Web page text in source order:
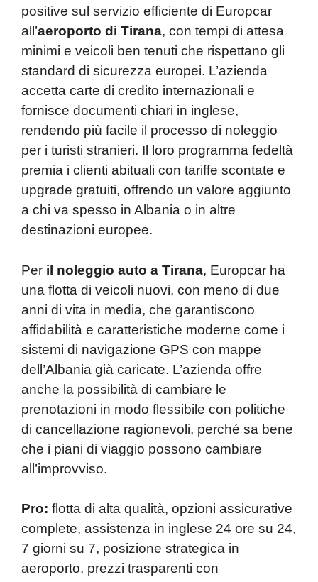
positive sul servizio efficiente di Europcar
all’aeroporto di Tirana, con tempi di attesa
minimi e veicoli ben tenuti che rispettano gli
standard di sicurezza europei. L’azienda
accetta carte di credito internazionali e
fornisce documenti chiari in inglese,
rendendo più facile il processo di noleggio
per i turisti stranieri. Il loro programma fedeltà
premia i clienti abituali con tariffe scontate e
upgrade gratuiti, offrendo un valore aggiunto
a chi va spesso in Albania o in altre
destinazioni europee.
Per il noleggio auto a Tirana, Europcar ha
una flotta di veicoli nuovi, con meno di due
anni di vita in media, che garantiscono
affidabilità e caratteristiche moderne come i
sistemi di navigazione GPS con mappe
dell’Albania già caricate. L’azienda offre
anche la possibilità di cambiare le
prenotazioni in modo flessibile con politiche
di cancellazione ragionevoli, perché sa bene
che i piani di viaggio possono cambiare
all’improvviso.
Pro: flotta di alta qualità, opzioni assicurative
complete, assistenza in inglese 24 ore su 24,
7 giorni su 7, posizione strategica in
aeroporto, prezzi trasparenti con